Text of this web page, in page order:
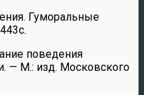
Гуморальные
поведения
— М.: изд. Московского